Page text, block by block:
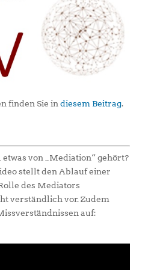
finden Sie indiesem Beitrag.
von „Mediation“ gehört?
stellt den Ablauf einer
des Mediators
verständlich vor. Zudem
auf: